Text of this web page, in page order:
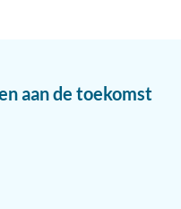
aan de toekomst